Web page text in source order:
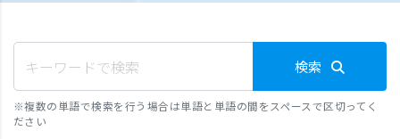
検索
※複数の単語で検索を行う場合は単語と単語の間をスペースで区切ってく
ださい